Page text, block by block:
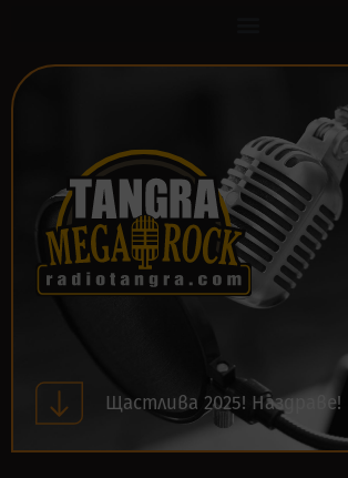
Щастлива 2025! Наздраве!